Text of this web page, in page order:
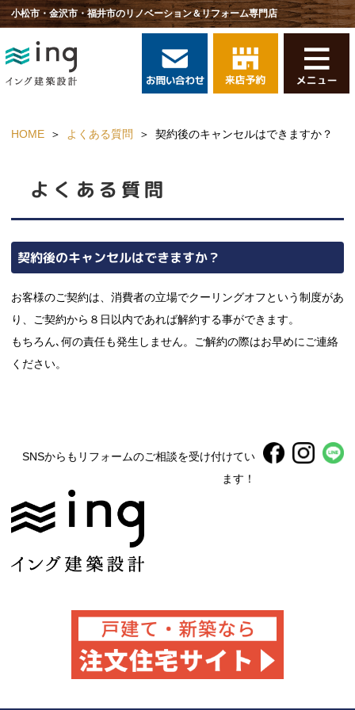
小松市・金沢市・福井市のリノベーション＆リフォーム専門店
HOME よくある質問 契約後のキャンセルはできますか？
よくある質問
契約後のキャンセルはできますか？
お客様のご契約は、消費者の立場でクーリングオフという制度があ
り、ご契約から８日以内であれば解約する事ができます。
もちろん､何の責任も発生しません。ご解約の際はお早めにご連絡
ください。
SNSからもリフォームのご相談を受け付けてい
ます！